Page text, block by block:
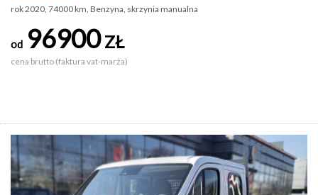
rok 2020, 74000 km, Benzyna, skrzynia manualna
od 96900ZŁ
cena brutto (faktura vat-marża)